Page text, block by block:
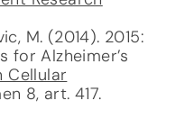
M. (2014). 2015:
for Alzheimer’s
Cellular
8, art. 417.